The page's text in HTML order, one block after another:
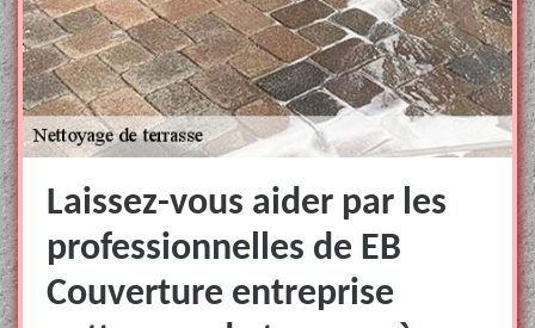
Laissez-vous aider par les
professionnelles de EB
Couverture entreprise